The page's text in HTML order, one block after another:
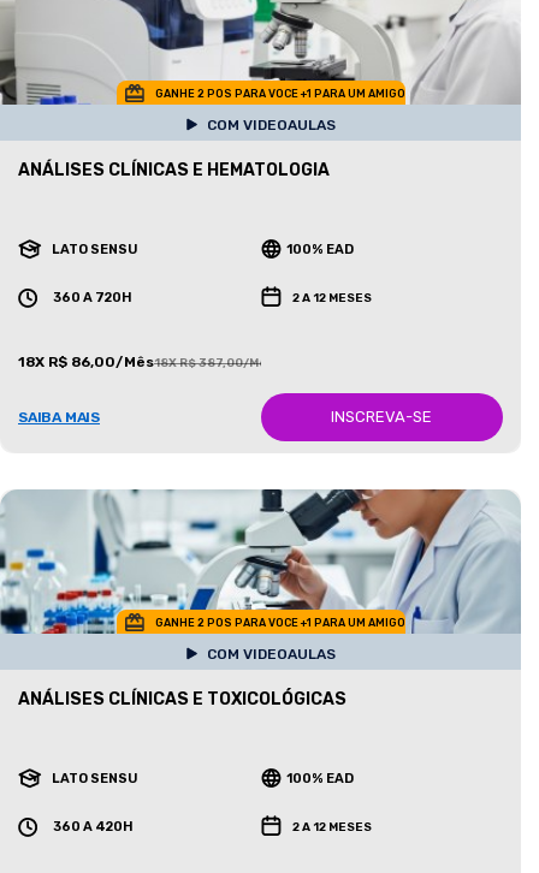
GANHE 2 POS PARA VOCE +1 PARA UM AMIGO
COM VIDEOAULAS
ANÁLISES CLÍNICAS E HEMATOLOGIA
LATO SENSU 100% EAD
360 A 720H 2 A 12 MESES
18X R$ 86,00/Mês18X R$ 387,00/Mês
SAIBA MAIS INSCREVA-SE
GANHE 2 POS PARA VOCE +1 PARA UM AMIGO
COM VIDEOAULAS
ANÁLISES CLÍNICAS E TOXICOLÓGICAS
LATO SENSU 100% EAD
360 A 420H 2 A 12 MESES